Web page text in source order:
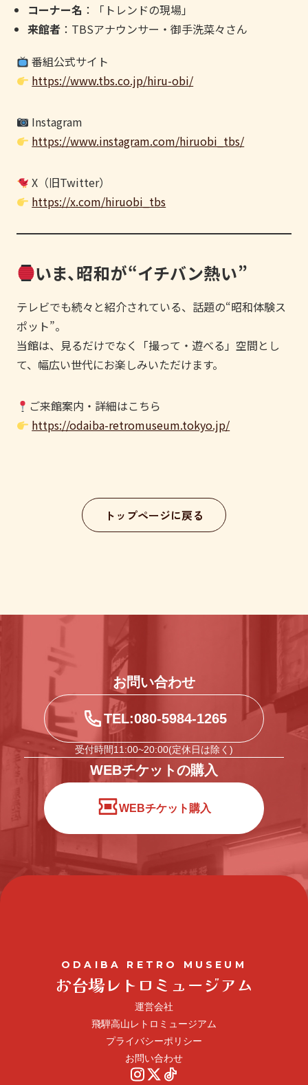
コーナー名 ：「トレンドの現場」
来館者 ：TBSアナウンサー・御手洗菜々さん
番組公式サイト
https://www.tbs.co.jp/hiru-obi/
Instagram
https://www.instagram.com/hiruobi_tbs/
X（旧Twitter）
https://x.com/hiruobi_tbs
いま、昭和が“イチバン熱い”
テレビでも続々と紹介されている、話題の“昭和体験ス
ポット”。
当館は、見るだけでなく「撮って・遊べる」空間とし
て、幅広い世代にお楽しみいただけます。
ご来館案内・詳細はこちら
https://odaiba-retromuseum.tokyo.jp/
トップページに戻る
お問い合わせ
TEL:080-5984-1265
受付時間11:00~20:00(定休日は除く)
WEBチケットの購入
WEBチケット購入
ODAIBA RETRO MUSEUM
お台場レトロミュージアム
運営会社
飛騨高山レトロミュージアム
プライバシーポリシー
お問い合わせ